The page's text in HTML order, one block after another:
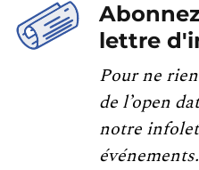
lettre
Pour ne
de l’open
notre
événements.